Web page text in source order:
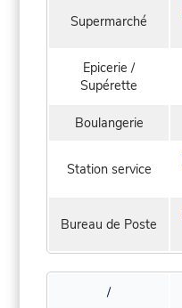
Supermarché
Epicerie /
Supérette
Boulangerie
Station service
Bureau de Poste
/